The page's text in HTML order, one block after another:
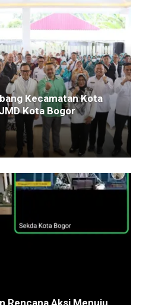
Kecamatan Kota
Kota Bogor